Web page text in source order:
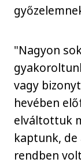
"Nagyon
vagy
hevében
elváltottuk
kaptunk, de
rendben